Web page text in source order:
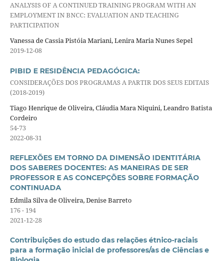
ANALYSIS OF A CONTINUED TRAINING PROGRAM WITH AN
EMPLOYMENT IN BNCC: EVALUATION AND TEACHING
PARTICIPATION
Vanessa de Cassia Pistóia Mariani, Lenira Maria Nunes Sepel
2019-12-08
PIBID E RESIDÊNCIA PEDAGÓGICA:
CONSIDERAÇÕES DOS PROGRAMAS A PARTIR DOS SEUS EDITAIS
(2018-2019)
Tiago Henrique de Oliveira, Cláudia Mara Niquini, Leandro Batista
Cordeiro
54-73
2022-08-31
REFLEXÕES EM TORNO DA DIMENSÃO IDENTITÁRIA
DOS SABERES DOCENTES: AS MANEIRAS DE SER
PROFESSOR E AS CONCEPÇÕES SOBRE FORMAÇÃO
CONTINUADA
Edmila Silva de Oliveira, Denise Barreto
176 - 194
2021-12-28
Contribuições do estudo das relações étnico-raciais
para a formação inicial de professores/as de Ciências e